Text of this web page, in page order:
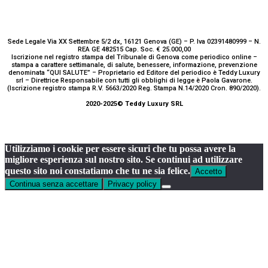
Sede Legale Via XX Settembre 5/2 dx, 16121 Genova (GE) – P. Iva 02391480999 – N.
REA GE 482515 Cap. Soc. € 25.000,00
Iscrizione nel registro stampa del Tribunale di Genova come periodico online –
stampa a carattere settimanale, di salute, benessere, informazione, prevenzione
denominata “QUI SALUTE” – Proprietario ed Editore del periodico è Teddy Luxury
srl – Direttrice Responsabile con tutti gli obblighi di legge è Paola Gavarone.
(Iscrizione registro stampa R.V. 5663/2020 Reg. Stampa N.14/2020 Cron. 890/2020).
2020-2025© Teddy Luxury SRL
Utilizziamo i cookie per essere sicuri che tu possa avere la
migliore esperienza sul nostro sito. Se continui ad utilizzare
questo sito noi constatiamo che tu ne sia felice. Accetto
Continua senza accettare
Privacy policy